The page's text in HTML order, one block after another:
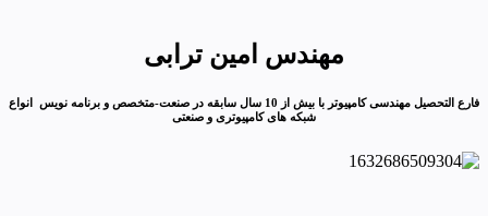
مهندس امین ترابی
فارع التحصیل مهندسی کامپیوتر با بیش از 10 سال سابقه در صنعت-متخصص و برنامه نویس انواع
شبکه های کامپیوتری و صنعتی